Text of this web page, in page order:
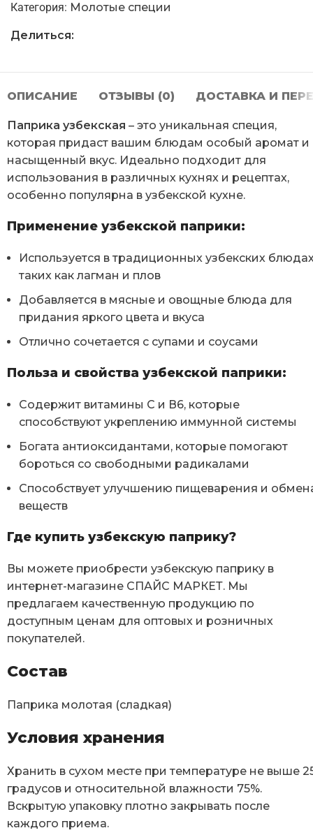
Категория: Молотые специи
Делиться:
ОПИСАНИЕ ОТЗЫВЫ (0) ДОСТАВКА И
Паприка узбекская – это уникальная специя,
которая придаст вашим блюдам особый аромат и
насыщенный вкус. Идеально подходит для
использования в различных кухнях и рецептах,
особенно популярна в узбекской кухне.
Применение узбекской паприки:
Используется в традиционных узбекских
таких как лагман и плов
Добавляется в мясные и овощные блюда для
придания яркого цвета и вкуса
Отлично сочетается с супами и соусами
Польза и свойства узбекской паприки:
Содержит витамины С и В6, которые
способствуют укреплению иммунной системы
Богата антиоксидантами, которые помогают
бороться со свободными радикалами
Способствует улучшению пищеварения и
веществ
Где купить узбекскую паприку?
Вы можете приобрести узбекскую паприку в
интернет-магазине СПАЙС МАРКЕТ. Мы
предлагаем качественную продукцию по
доступным ценам для оптовых и розничных
покупателей.
Состав
Паприка молотая (сладкая)
Условия хранения
Хранить в сухом месте при температуре не выше
градусов и относительной влажности 75%.
Вскрытую упаковку плотно закрывать после
каждого приема.